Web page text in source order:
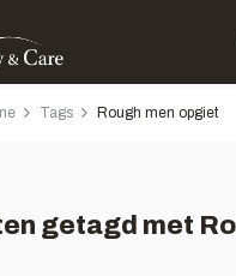
Tags Rough men opgiet
getagd met